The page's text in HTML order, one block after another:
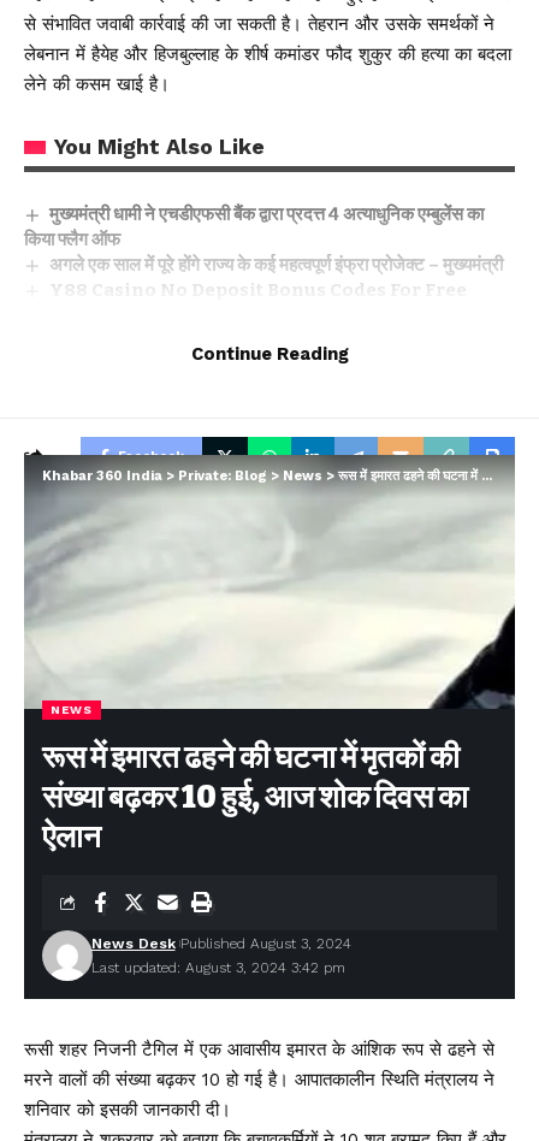
से संभावित जवाबी कार्रवाई की जा सकती है। तेहरान और उसके समर्थकों ने
लेबनान में हैयेह और हिजबुल्लाह के शीर्ष कमांडर फौद शुकुर की हत्या का बदला
लेने की कसम खाई है।
You Might Also Like
मुख्यमंत्री धामी ने एचडीएफसी बैंक द्वारा प्रदत्त 4 अत्याधुनिक एम्बुलेंस का
किया फ्लैग ऑफ
अगले एक साल में पूरे होंगे राज्य के कई महत्वपूर्ण इंफ्रा प्रोजेक्ट – मुख्यमंत्री
Y88 Casino No Deposit Bonus Codes For Free
Winnende Wedden Sportcompetities Trucs
Facebook
Continue Reading
Khabar 360 India > Private: Blog> News >रूस में इमारत ढहने की घटना में मृतकों की संख्या बढ़कर 10 हुई, आज शोक दिवस का ऐलान
NEWS
रूस में इमारत ढहने की घटना में मृतकों की
संख्या बढ़कर 10 हुई, आज शोक दिवस का
ऐलान
Last updated: August 3, 2024 3:42 pm
News Desk Published August 3, 2024
रूसी शहर निजनी टैगिल में एक आवासीय इमारत के आंशिक रूप से ढहने से
मरने वालों की संख्या बढ़कर 10 हो गई है। आपातकालीन स्थिति मंत्रालय ने
शनिवार को इसकी जानकारी दी।